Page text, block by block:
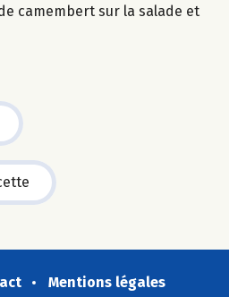
camembert sur la salade et
Mentions légales